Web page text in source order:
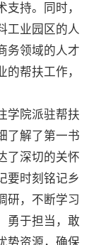
持。同时，
工业园区的人
务领域的人才
帮扶工作，
学院派驻帮扶
了解了第一书
了深切的关怀
要时刻铭记乡
研，不断学习
勇于担当，敢